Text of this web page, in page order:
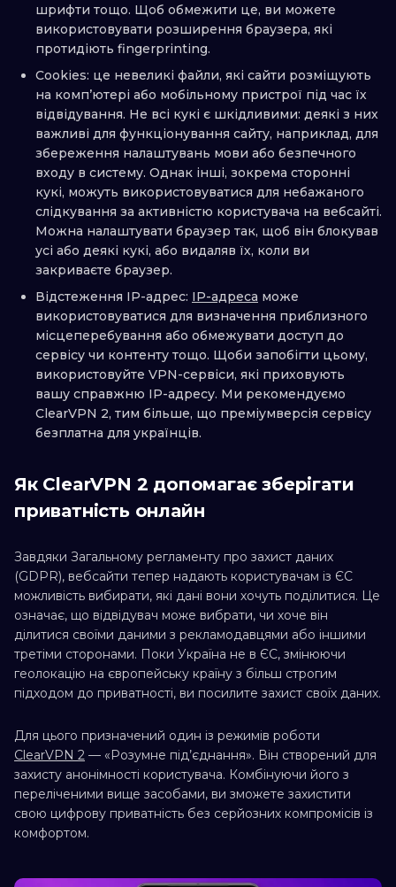
шрифти тощо. Щоб обмежити це, ви можете
використовувати розширення браузера, які
протидіють fingerprinting.
Cookies: це невеликі файли, які сайти розміщують
на комп’ютері або мобільному пристрої під час їх
відвідування. Не всі кукі є шкідливими: деякі з них
важливі для функціонування сайту, наприклад, для
збереження налаштувань мови або безпечного
входу в систему. Однак інші, зокрема сторонні
кукі, можуть використовуватися для небажаного
слідкування за активністю користувача на вебсайті.
Можна налаштувати браузер так, щоб він блокував
усі або деякі кукі, або видаляв їх, коли ви
закриваєте браузер.
Відстеження IP-адрес: IP-адреса може
використовуватися для визначення приблизного
місцеперебування або обмежувати доступ до
сервісу чи контенту тощо. Щоби запобігти цьому,
використовуйте VPN-сервіси, які приховують
вашу справжню IP-адресу. Ми рекомендуємо
ClearVPN 2, тим більше, що преміумверсія сервісу
безплатна для українців.
Як ClearVPN 2 допомагає зберігати
приватність онлайн
Завдяки Загальному регламенту про захист даних
(GDPR), вебсайти тепер надають користувачам із ЄС
можливість вибирати, які дані вони хочуть поділитися. Це
означає, що відвідувач може вибрати, чи хоче він
ділитися своїми даними з рекламодавцями або іншими
третіми сторонами. Поки Україна не в ЄС, змінюючи
геолокацію на європейську країну з більш строгим
підходом до приватності, ви посилите захист своїх даних.
Для цього призначений один із режимів роботи
ClearVPN 2 — «Розумне під’єднання». Він створений для
захисту анонімності користувача. Комбінуючи його з
переліченими вище засобами, ви зможете захистити
свою цифрову приватність без серйозних компромісів із
комфортом.